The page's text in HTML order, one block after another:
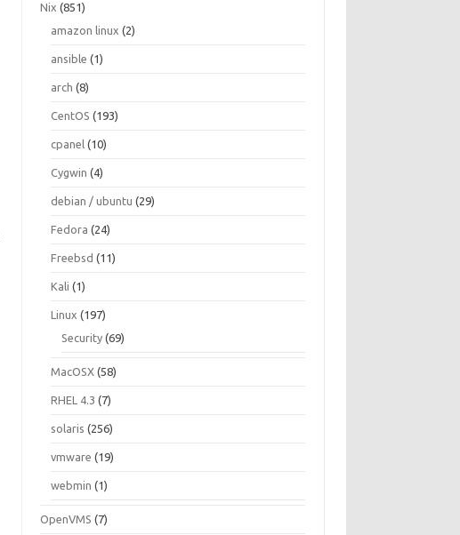
Nix (851)
amazon linux (2)
ansible (1)
arch (8)
CentOS (193)
cpanel (10)
Cygwin (4)
debian / ubuntu (29)
Fedora (24)
Freebsd (11)
Kali (1)
Linux (197)
Security (69)
MacOSX (58)
RHEL 4.3 (7)
solaris (256)
vmware (19)
webmin (1)
OpenVMS (7)